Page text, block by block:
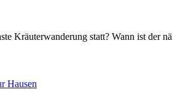
Kräuterwanderung statt? Wann ist der